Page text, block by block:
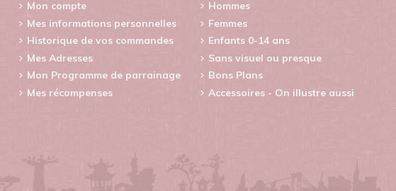
Mon compte
Mes informations personnelles
Historique de vos commandes
Mes Adresses
Mon Programme de parrainage
Mes récompenses
Hommes
Femmes
Enfants 0-14 ans
Sans visuel ou presque
Bons Plans
Accessoires - On illustre aussi